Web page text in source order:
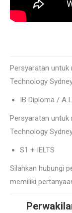
Persyaratan
Technology
IB Diploma / A
Persyaratan
Technology
S1 + IELTS
Silahkan hubungi
memiliki